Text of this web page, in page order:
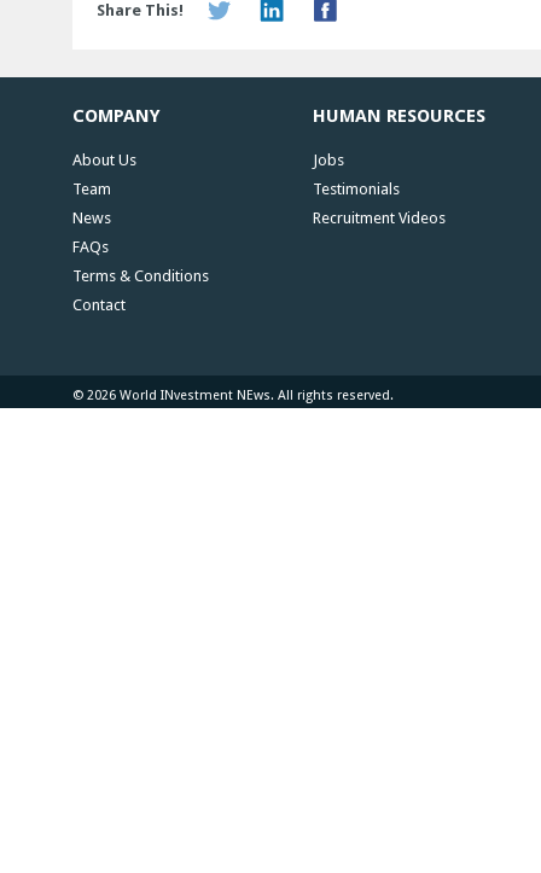
Share This!
COMPANY
About Us
Team
News
FAQs
Terms & Conditions
Contact
HUMAN RESOURCES
Jobs
Testimonials
Recruitment Videos
© 2026 World INvestment NEws. All rights reserved.